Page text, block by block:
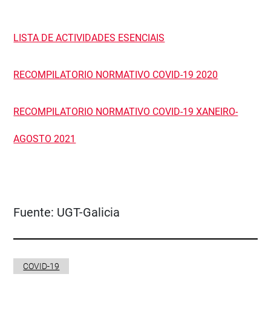
LISTA DE ACTIVIDADES ESENCIAIS
RECOMPILATORIO NORMATIVO COVID-19 2020
RECOMPILATORIO NORMATIVO COVID-19 XANEIRO-
AGOSTO 2021
Fuente: UGT-Galicia
COVID-19